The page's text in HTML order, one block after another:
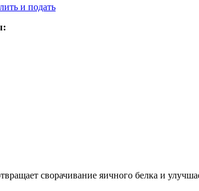
и подать
сворачивание яичного белка и